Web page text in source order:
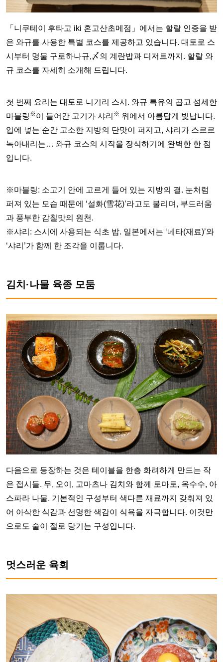
「니쿠테이 후타고 iki 혼고산초메점」에서는 할랄 인증을 받
은 와규를 사용한 특별 코스를 제공하고 있습니다. 대토로 스
시부터 명물 구로하나규,〆의 계란밥과 디저트까지. 할랄 와
규 코스를 자세히 소개해 드립니다.
첫 번째 요리는 대토로 니기리 스시. 와규 특유의 곱고 섬세한
마블링 ※이 들어간 고기가 샤리 ※ 위에서 아름답게 빛납니다.
입에 넣는 순간 고소한 지방의 단맛이 퍼지고, 샤리가 스르르
녹아내리는… 와규 코스의 시작을 장식하기에 완벽한 한 점
입니다.
※마블링: 소고기 안에 고르게 들어 있는 지방의 결. 눈처럼
퍼져 있는 모습 때문에 ‘설화(雪花)’라고도 불리며, 부드러움
과 풍부한 감칠맛의 원천.
※샤리: 스시에 사용되는 식초 밥. 일본에서는 ‘네타(재료)’와
‘샤리’가 함께 한 조각을 이룹니다.
김치·나물 육종 모둠
다음으로 등장하는 것은 테이블을 한층 화려하게 만드는 작
은 접시들. 무, 오이, 고마츠나 김치와 함께 토마토, 옥수수, 아
스파라 나물. 기본적인 구성부터 색다른 재료까지 갖춰져 있
어 아삭한 식감과 선명한 색감이 식욕을 자극합니다. 이것만
으로도 술이 절로 당기는 구성입니다.
멋스러운 육회